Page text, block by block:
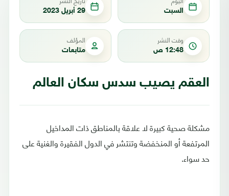
السبت 29 أبريل 2023
وقت النشر
12:48 ص
المؤلف
متابعات
العقم يصيب سدس سكان العالم
مشكلة صحية كبيرة لا علاقة بالمناطق ذات المداخيل
المرتفعة أو المنخفضة وتنتشر في الدول الفقيرة والغنية على
حد سواء.